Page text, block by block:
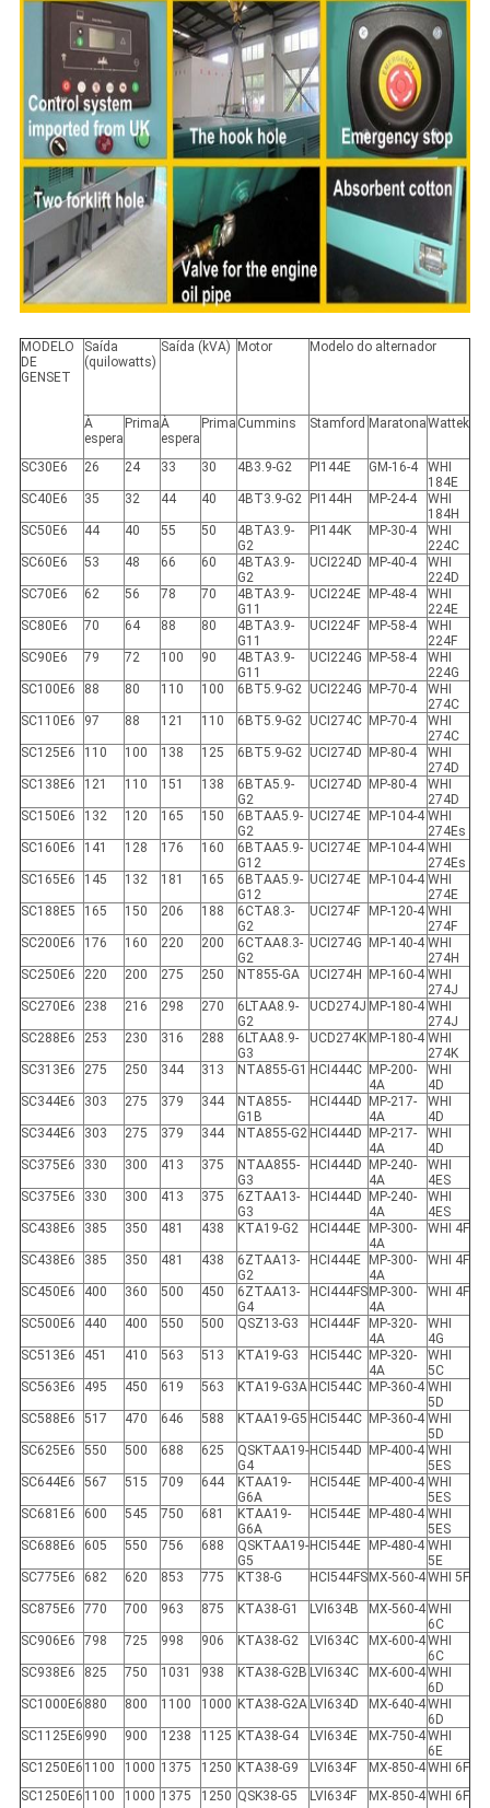
MODELO
DE
GENSET
Saída
(quilowatts)
Saída (kVA) Motor Modelo do alternador
À
espera
PrimaÀ
espera
Prima Cummins Stamford MaratonaWattek
SC30E6 26 24 33 30 4B3.9-G2 PI144E GM-16-4
WHI
184E
SC40E6
35 32 44 40 4BT3.9-G2 PI144H MP-24-4
WHI
184H
SC50E6
44 40 55 50
4BTA3.9-
G2
PI144K MP-30-4
WHI
224C
SC60E6
53 48 66 60
4BTA3.9-
G2
UCI224D MP-40-4
WHI
224D
SC70E6
62 56 78 70
4BTA3.9-
G11
UCI224E MP-48-4
WHI
224E
SC80E6
70 64 88 80
4BTA3.9-
G11
UCI224F MP-58-4
WHI
224F
SC90E6
79 72 100 90
4BTA3.9-
G11
UCI224G MP-58-4
WHI
224G
SC100E6
88 80 110 100 6BT5.9-G2 UCI224G MP-70-4
WHI
274C
SC110E6
97 88 121 110 6BT5.9-G2 UCI274C MP-70-4
WHI
274C
SC125E6
110 100 138 125 6BT5.9-G2 UCI274D MP-80-4
WHI
274D
SC138E6
121 110 151 138
6BTA5.9-
G2
UCI274D MP-80-4
WHI
274D
SC150E6
132 120 165 150
6BTAA5.9-
G2
UCI274E MP-104-4 WHI
274Es
SC160E6
141 128 176 160
6BTAA5.9-
G12
UCI274E MP-104-4 WHI
274Es
SC165E6
145 132 181 165
6BTAA5.9-
G12
UCI274E MP-104-4 WHI
274E
SC188E5
165 150 206 188
6CTA8.3-
G2
UCI274F MP-120-4 WHI
274F
SC200E6
176 160 220 200
6CTAA8.3-
G2
UCI274G MP-140-4 WHI
274H
SC250E6
220 200 275 250 NT855-GA UCI274H MP-160-4 WHI
274J
SC270E6
238 216 298 270
6LTAA8.9-
G2
UCD274J MP-180-4 WHI
274J
SC288E6
253 230 316 288
6LTAA8.9-
G3
UCD274K MP-180-4 WHI
274K
SC313E6
275 250 344 313 NTA855-G1 HCI444C MP-200-
4A
WHI
4D
SC344E6
303 275 379 344
NTA855-
G1B
HCI444D
MP-217-
4A
WHI
4D
SC344E6
303 275 379 344 NTA855-G2 HCI444D
MP-217-
4A
WHI
4D
SC375E6
330 300 413 375
NTAA855-
G3
HCI444D
MP-240-
4A
WHI
4ES
SC375E6
330 300 413 375
6ZTAA13-
G3
HCI444D
MP-240-
4A
WHI
4ES
SC438E6
385 350 481 438 KTA19-G2 HCI444E
MP-300-
4A
WHI 4F
SC438E6 385 350 481 438
6ZTAA13-
G2
HCI444E
MP-300-
4A
WHI 4F
SC450E6 400 360 500 450
6ZTAA13-
G4
HCI444FS MP-300-
4A
WHI 4F
SC500E6 440 400 550 500 QSZ13-G3 HCI444F
MP-320-
4A
WHI
4G
SC513E6
451 410 563 513 KTA19-G3 HCI544C MP-320-
4A
WHI
5C
SC563E6
495 450 619 563 KTA19-G3A HCI544C MP-360-4 WHI
5D
SC588E6
517 470 646 588 KTAA19-G5 HCI544C MP-360-4 WHI
5D
SC625E6
550 500 688 625
QSKTAA19-
G4
HCI544D MP-400-4 WHI
5ES
SC644E6
567 515 709 644
KTAA19-
G6A
HCI544E MP-400-4 WHI
5ES
SC681E6
600 545 750 681
KTAA19-
G6A
HCI544E MP-480-4 WHI
5ES
SC688E6
605 550 756 688
QSKTAA19-
G5
HCI544E MP-480-4 WHI
5E
SC775E6
682 620 853 775 KT38-G HCI544FS MX-560-4WHI 5F
SC875E6 770 700 963 875 KTA38-G1 LVI634B MX-560-4WHI
6C
SC906E6
798 725 998 906 KTA38-G2 LVI634C MX-600-4WHI
6C
SC938E6
825 750 1031 938 KTA38-G2B LVI634C MX-600-4WHI
6D
SC1000E6 880 800 1100 1000 KTA38-G2A LVI634D MX-640-4WHI
6D
SC1125E6 990 900 1238 1125 KTA38-G4 LVI634E MX-750-4WHI
6E
SC1250E6 1100 1000 1375 1250 KTA38-G9 LVI634F MX-850-4WHI 6F
SC1250E6 1100 1000 1375 1250 QSK38-G5 LVI634F MX-850-4WHI 6F